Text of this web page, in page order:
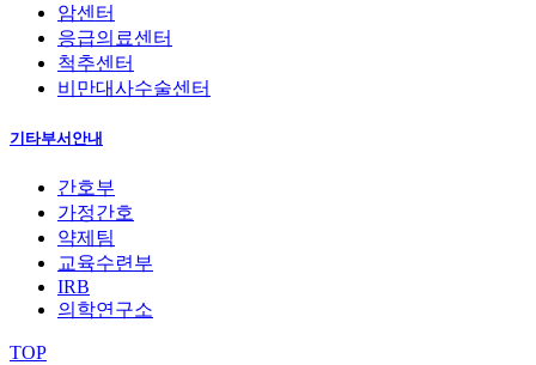
암센터
응급의료센터
척추센터
비만대사수술센터
기타부서안내
간호부
가정간호
약제팀
교육수련부
IRB
의학연구소
TOP